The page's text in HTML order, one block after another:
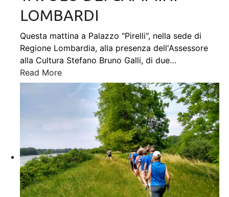
LOMBARDI
Questa mattina a Palazzo "Pirelli", nella sede di
Regione Lombardia, alla presenza dell'Assessore
alla Cultura Stefano Bruno Galli, di due…
Read More